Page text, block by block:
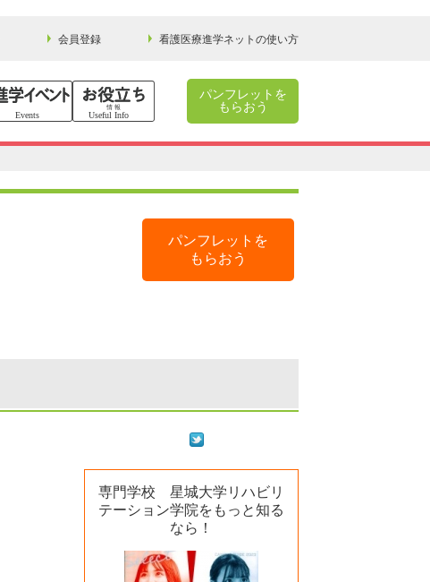
会員登録 看護医療進学ネットの使い方
パンフレットを
もらおう
パンフレットを
もらおう
専門学校 星城大学リハビリ
テーション学院をもっと知る
なら！